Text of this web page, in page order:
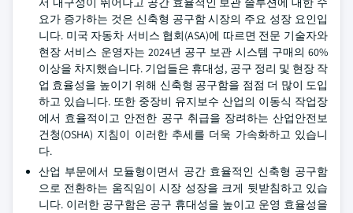
요가 증가하는 것은 신축형 공구함 시장의 주요 성장 요인입
니다. 미국 자동차 서비스 협회(ASA)에 따르면 전문 기술자와
현장 서비스 운영자는 2024년 공구 보관 시스템 구매의 60%
이상을 차지했습니다. 기업들은 휴대성, 공구 정리 및 현장 작
업 효율성을 높이기 위해 신축형 공구함을 점점 더 많이 도입
하고 있습니다. 또한 중장비 유지보수 산업의 이동식 작업장
에서 효율적이고 안전한 공구 취급을 장려하는 산업안전보
건청(OSHA) 지침이 이러한 추세를 더욱 가속화하고 있습니
다.
산업 부문에서 모듈형이면서 공간 효율적인 신축형 공구함
으로 전환하는 움직임이 시장 성장을 크게 뒷받침하고 있습
니다. 이러한 공구함은 공구 휴대성을 높이고 운영 효율성을